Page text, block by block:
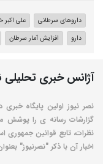
داروهای سرطانی علی اکبر
دارو
افزایش آمار سرطان
آژانس خبری تحلیلی
نصر نیوز اولین پایگاه
گزارشات رسانه ی را پوشش
نظرات، تابع قوانین جمهوری
اخبار آن با ذکر "نصرنیوز"